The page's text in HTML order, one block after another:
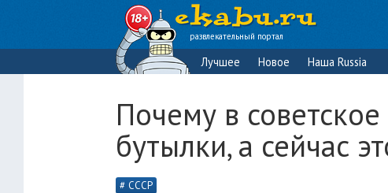
развлекательный портал
Лучшее Новое Наша Russia
Почему в
бутылки, а сейчас
СССР